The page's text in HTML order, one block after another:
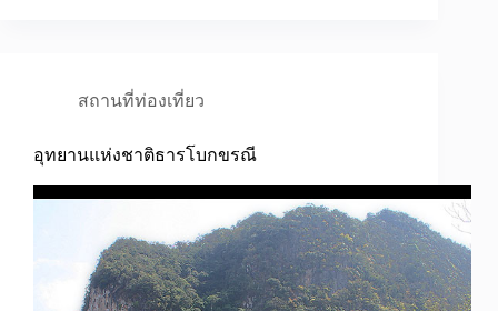
สถานที่ท่องเที่ยว
อุทยานแห่งชาติธารโบกขรณี